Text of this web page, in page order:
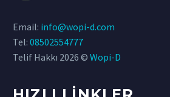
Email: info@wopi-d.com
Tel: 08502554777
Telif Hakkı 2026 © Wopi-D